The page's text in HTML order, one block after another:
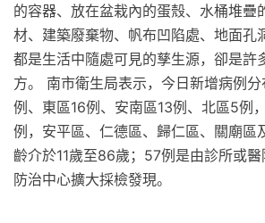
的容器、放在盆栽內的蛋殼、水桶堆疊
材、建築廢棄物、帆布凹陷處、地面孔
都是生活中隨處可見的孳生源，卻是許
方。 南市衛生局表示，今日新增病例
例、東區16例、安南區13例、北區5例
例，安平區、仁德區、歸仁區、關廟區
齡介於11歲至86歲；57例是由診所或
防治中心擴大採檢發現。